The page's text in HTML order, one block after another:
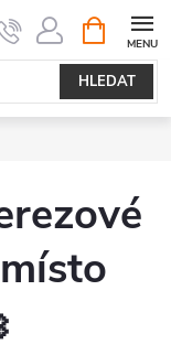
HLEDAT
NÁKUPNÍ
KOŠÍK